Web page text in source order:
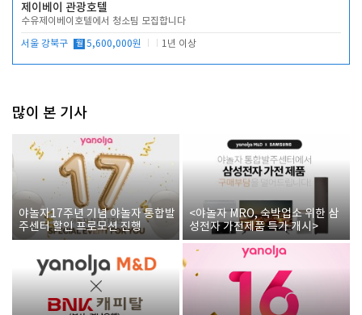
제이베이 관광호텔
수유제이베이호텔에서 청소팀 모집합니다
서울 강북구 월 5,600,000원 1년 이상
많이 본 기사
야놀자17주년 기념 야놀자 통합발
주센터 할인 프로모션 진행
<야놀자 MRO, 숙박업소 위한 삼
성전자 가전제품 특가 개시>